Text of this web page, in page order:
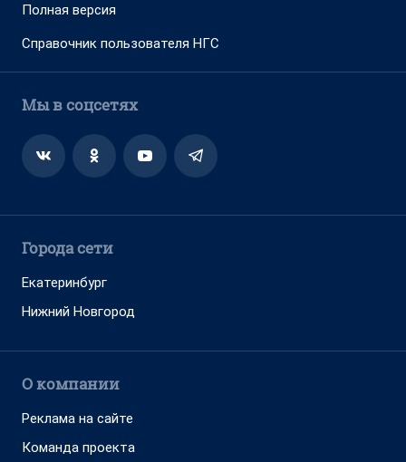
Полная версия
Справочник пользователя НГС
Мы в соцсетях
Города сети
Екатеринбург
Нижний Новгород
О компании
Реклама на сайте
Команда проекта